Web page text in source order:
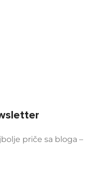
priče sa bloga –